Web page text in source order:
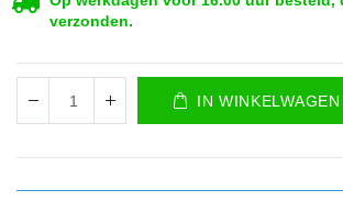
verzonden.
IN WINKELWAGEN